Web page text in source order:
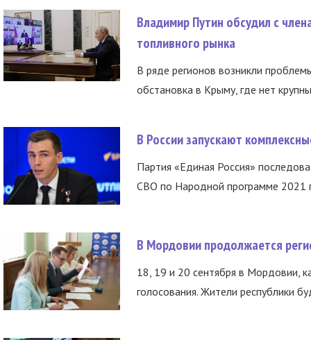
Владимир Путин обсудил с
топливного рынка
В ряде регионов возникли
обстановка в Крыму, где нет
В России запускают
Партия «Единая Россия»
СВО по Народной программе 2021
В Мордовии продолжается
18, 19 и 20 сентября в Мордовии,
голосования. Жители республики